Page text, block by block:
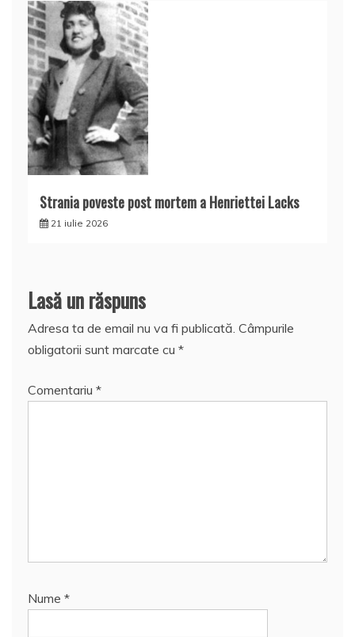
Strania poveste post mortem a Henriettei Lacks
21 iulie 2026
Lasă un răspuns
Adresa ta de email nu va fi publicată. Câmpurile
obligatorii sunt marcate cu *
Comentariu *
Nume *